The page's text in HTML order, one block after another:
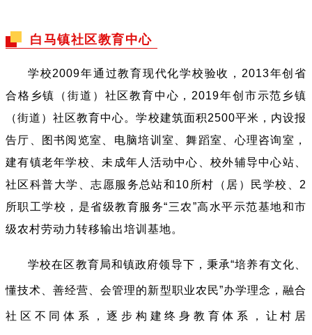
白马镇社区教育中心
学校2009年通过教育现代化学校验收，2013年创省
合格乡镇（街道）社区教育中心，2019年创市示范乡镇
（街道）社区教育中心。学校建筑面积2500平米，内设报
告厅、图书阅览室、电脑培训室、舞蹈室、心理咨询室，
建有镇老年学校、未成年人活动中心、校外辅导中心站、
社区科普大学、志愿服务总站和10所村（居）民学校、2
所职工学校，是省级教育服务“三农”高水平示范基地和市
级农村劳动力转移输出培训基地。
学校在区教育局和镇政府领导下，秉承“培养有文化、
懂技术、善经营、会管理的新型职业农民”办学理念，融合
社区不同体系，逐步构建终身教育体系，让村居